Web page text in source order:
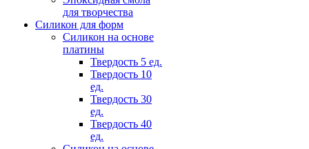
для творчества
Силикон для форм
Силикон на основе
платины
Твердость 5 ед.
Твердость 10
ед.
Твердость 30
ед.
Твердость 40
ед.